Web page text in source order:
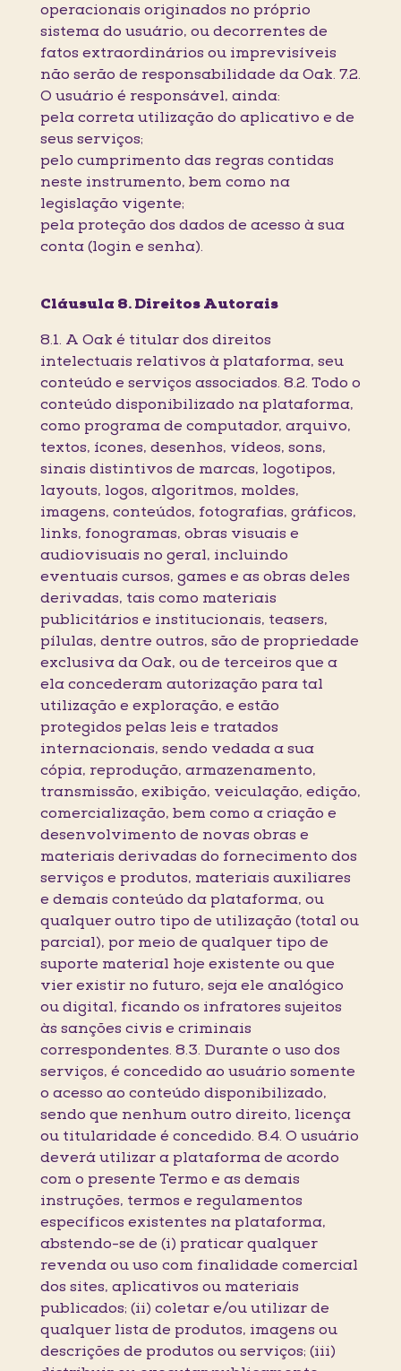
operacionais originados no próprio
sistema do usuário, ou decorrentes de
fatos extraordinários ou imprevisíveis
não serão de responsabilidade da Oak. 7.2.
O usuário é responsável, ainda:
pela correta utilização do aplicativo e de
seus serviços;
pelo cumprimento das regras contidas
neste instrumento, bem como na
legislação vigente;
pela proteção dos dados de acesso à sua
conta (login e senha).
Cláusula 8. Direitos Autorais
8.1. A Oak é titular dos direitos
intelectuais relativos à plataforma, seu
conteúdo e serviços associados. 8.2. Todo o
conteúdo disponibilizado na plataforma,
como programa de computador, arquivo,
textos, ícones, desenhos, vídeos, sons,
sinais distintivos de marcas, logotipos,
layouts, logos, algoritmos, moldes,
imagens, conteúdos, fotografias, gráficos,
links, fonogramas, obras visuais e
audiovisuais no geral, incluindo
eventuais cursos, games e as obras deles
derivadas, tais como materiais
publicitários e institucionais, teasers,
pílulas, dentre outros, são de propriedade
exclusiva da Oak, ou de terceiros que a
ela concederam autorização para tal
utilização e exploração, e estão
protegidos pelas leis e tratados
internacionais, sendo vedada a sua
cópia, reprodução, armazenamento,
transmissão, exibição, veiculação, edição,
comercialização, bem como a criação e
desenvolvimento de novas obras e
materiais derivadas do fornecimento dos
serviços e produtos, materiais auxiliares
e demais conteúdo da plataforma, ou
qualquer outro tipo de utilização (total ou
parcial), por meio de qualquer tipo de
suporte material hoje existente ou que
vier existir no futuro, seja ele analógico
ou digital, ficando os infratores sujeitos
às sanções civis e criminais
correspondentes. 8.3. Durante o uso dos
serviços, é concedido ao usuário somente
o acesso ao conteúdo disponibilizado,
sendo que nenhum outro direito, licença
ou titularidade é concedido. 8.4. O usuário
deverá utilizar a plataforma de acordo
com o presente Termo e as demais
instruções, termos e regulamentos
específicos existentes na plataforma,
abstendo-se de (i) praticar qualquer
revenda ou uso com finalidade comercial
dos sites, aplicativos ou materiais
publicados; (ii) coletar e/ou utilizar de
qualquer lista de produtos, imagens ou
descrições de produtos ou serviços; (iii)